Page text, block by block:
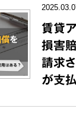
賃貸
損害
請求
が支